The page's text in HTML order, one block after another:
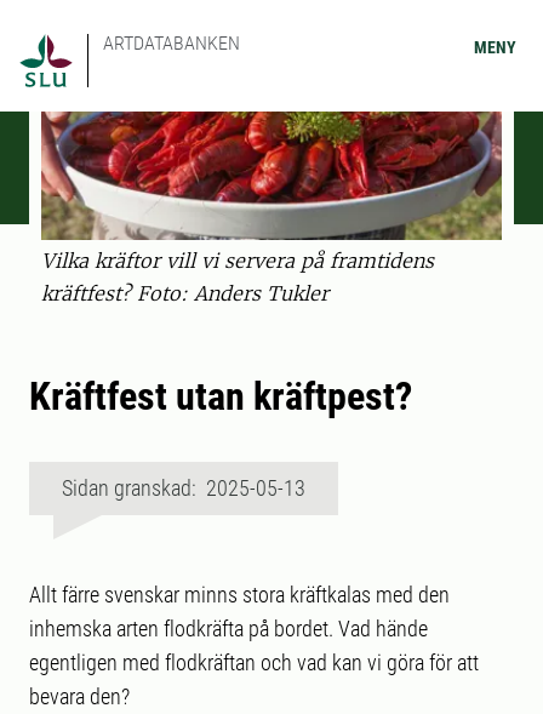
ARTDATABANKEN MENY
Vilka kräftor vill vi servera på framtidens
kräftfest? Foto: Anders Tukler
Kräftfest utan kräftpest?
Sidan granskad: 2025-05-13
Allt färre svenskar minns stora kräftkalas med den
inhemska arten flodkräfta på bordet. Vad hände
egentligen med flodkräftan och vad kan vi göra för att
bevara den?